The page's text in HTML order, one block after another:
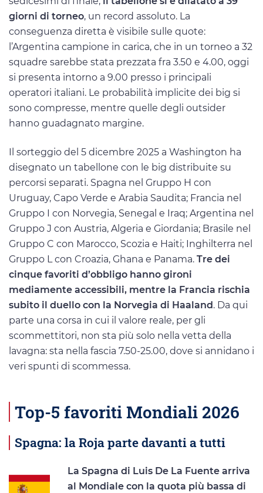
giorni di torneo, un record assoluto. La
conseguenza diretta è visibile sulle quote:
l’Argentina campione in carica, che in un torneo a 32
squadre sarebbe stata prezzata fra 3.50 e 4.00, oggi
si presenta intorno a 9.00 presso i principali
operatori italiani. Le probabilità implicite dei big si
sono compresse, mentre quelle degli outsider
hanno guadagnato margine.
Il sorteggio del 5 dicembre 2025 a Washington ha
disegnato un tabellone con le big distribuite su
percorsi separati. Spagna nel Gruppo H con
Uruguay, Capo Verde e Arabia Saudita; Francia nel
Gruppo I con Norvegia, Senegal e Iraq; Argentina nel
Gruppo J con Austria, Algeria e Giordania; Brasile nel
Gruppo C con Marocco, Scozia e Haiti; Inghilterra nel
Gruppo L con Croazia, Ghana e Panama. Tre dei
cinque favoriti d’obbligo hanno gironi
mediamente accessibili, mentre la Francia rischia
subito il duello con la Norvegia di Haaland . Da qui
parte una corsa in cui il valore reale, per gli
scommettitori, non sta più solo nella vetta della
lavagna: sta nella fascia 7.50-25.00, dove si annidano i
veri spunti di scommessa.
Top-5 favoriti Mondiali 2026
Spagna: la Roja parte davanti a tutti
La Spagna di Luis De La Fuente arriva
al Mondiale con la quota più bassa di